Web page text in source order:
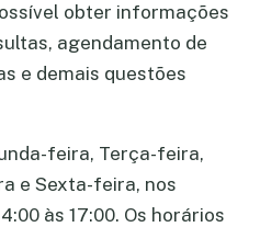
obter informações
agendamento de
e demais questões
feira, Terça-feira,
e Sexta-feira, nos
às 17:00. Os horários